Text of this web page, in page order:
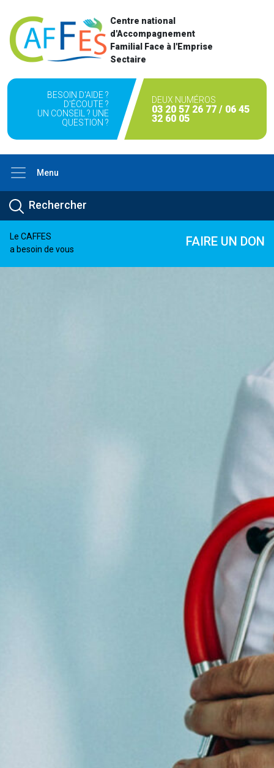
Centre national
d'Accompagnement
Familial Face à l'Emprise
Sectaire
BESOIN D'AIDE ?
D'ÉCOUTE ?
UN CONSEIL ? UNE
QUESTION ?
DEUX NUMÉROS
03 20 57 26 77 / 06 45
32 60 05
Menu
Le CAFFES
a besoin de vous
FAIRE UN DON